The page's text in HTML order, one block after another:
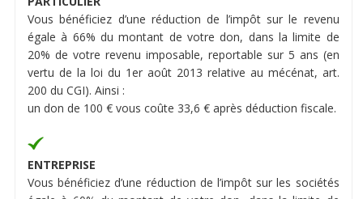
Vous bénéficiez d’une réduction de l’impôt sur le revenu
égale à 66% du montant de votre don, dans la limite de
20% de votre revenu imposable, reportable sur 5 ans (en
vertu de la loi du 1er août 2013 relative au mécénat, art.
200 du CGI). Ainsi :
un don de 100 € vous coûte 33,6 € après déduction fiscale.
ENTREPRISE
Vous bénéficiez d’une réduction de l’impôt sur les sociétés